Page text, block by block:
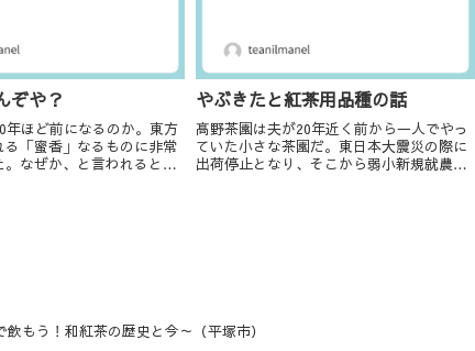
ぞや？
年ほど前になるのか。東方
る「蜜香」なるものに非常
。なぜか、と言われるとよ
やぶきたと紅茶用品種の話
髙野茶園は夫が20年近く前から一人でやっ
ていた小さな茶園だ。東日本大震災の際に
出荷停止となり、そこから弱小新規就農者
もう！和紅茶の歴史と今～（平塚市）